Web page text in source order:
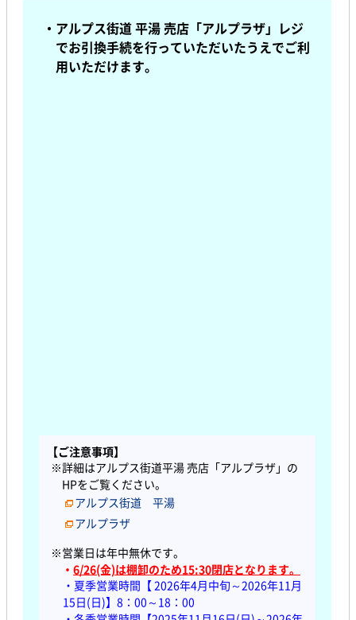
・アルプス街道 平湯 売店「アルプラザ」レジ
でお引換手続を行っていただいたうえでご利
用いただけます。
【ご注意事項】
※詳細はアルプス街道平湯 売店「アルプラザ」の
HPをご覧ください。
アルプス街道 平湯
アルプラザ
※営業日は年中無休です。
・ 6/26(金)は棚卸のため15:30閉店となります。
・夏季営業時間【2026年4月中旬～2026年11月
15日(日)】8：00～18：00